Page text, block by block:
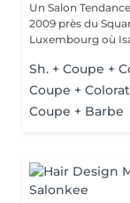
Un Salon
2009 près du
Luxembourg où
Sh. + Coupe +
Coupe +
Coupe + Barbe